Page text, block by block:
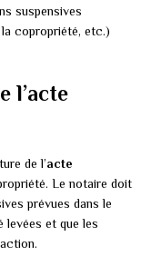
suspensives
copropriété, etc.)
l’acte
de l’acte
Le notaire doit
prévues dans le
levées et que les